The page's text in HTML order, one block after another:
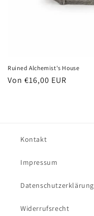
Ruined Alchemist's House
Normaler
Von €16,00 EUR
Kontakt
Impressum
Datenschutzerklärung
Widerrufsrecht